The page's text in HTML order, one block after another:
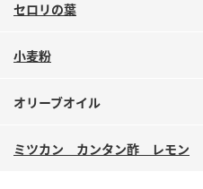
業務用サイト
セロリの葉
小麦粉
オリーブオイル
ミツカン カンタン酢 レモン